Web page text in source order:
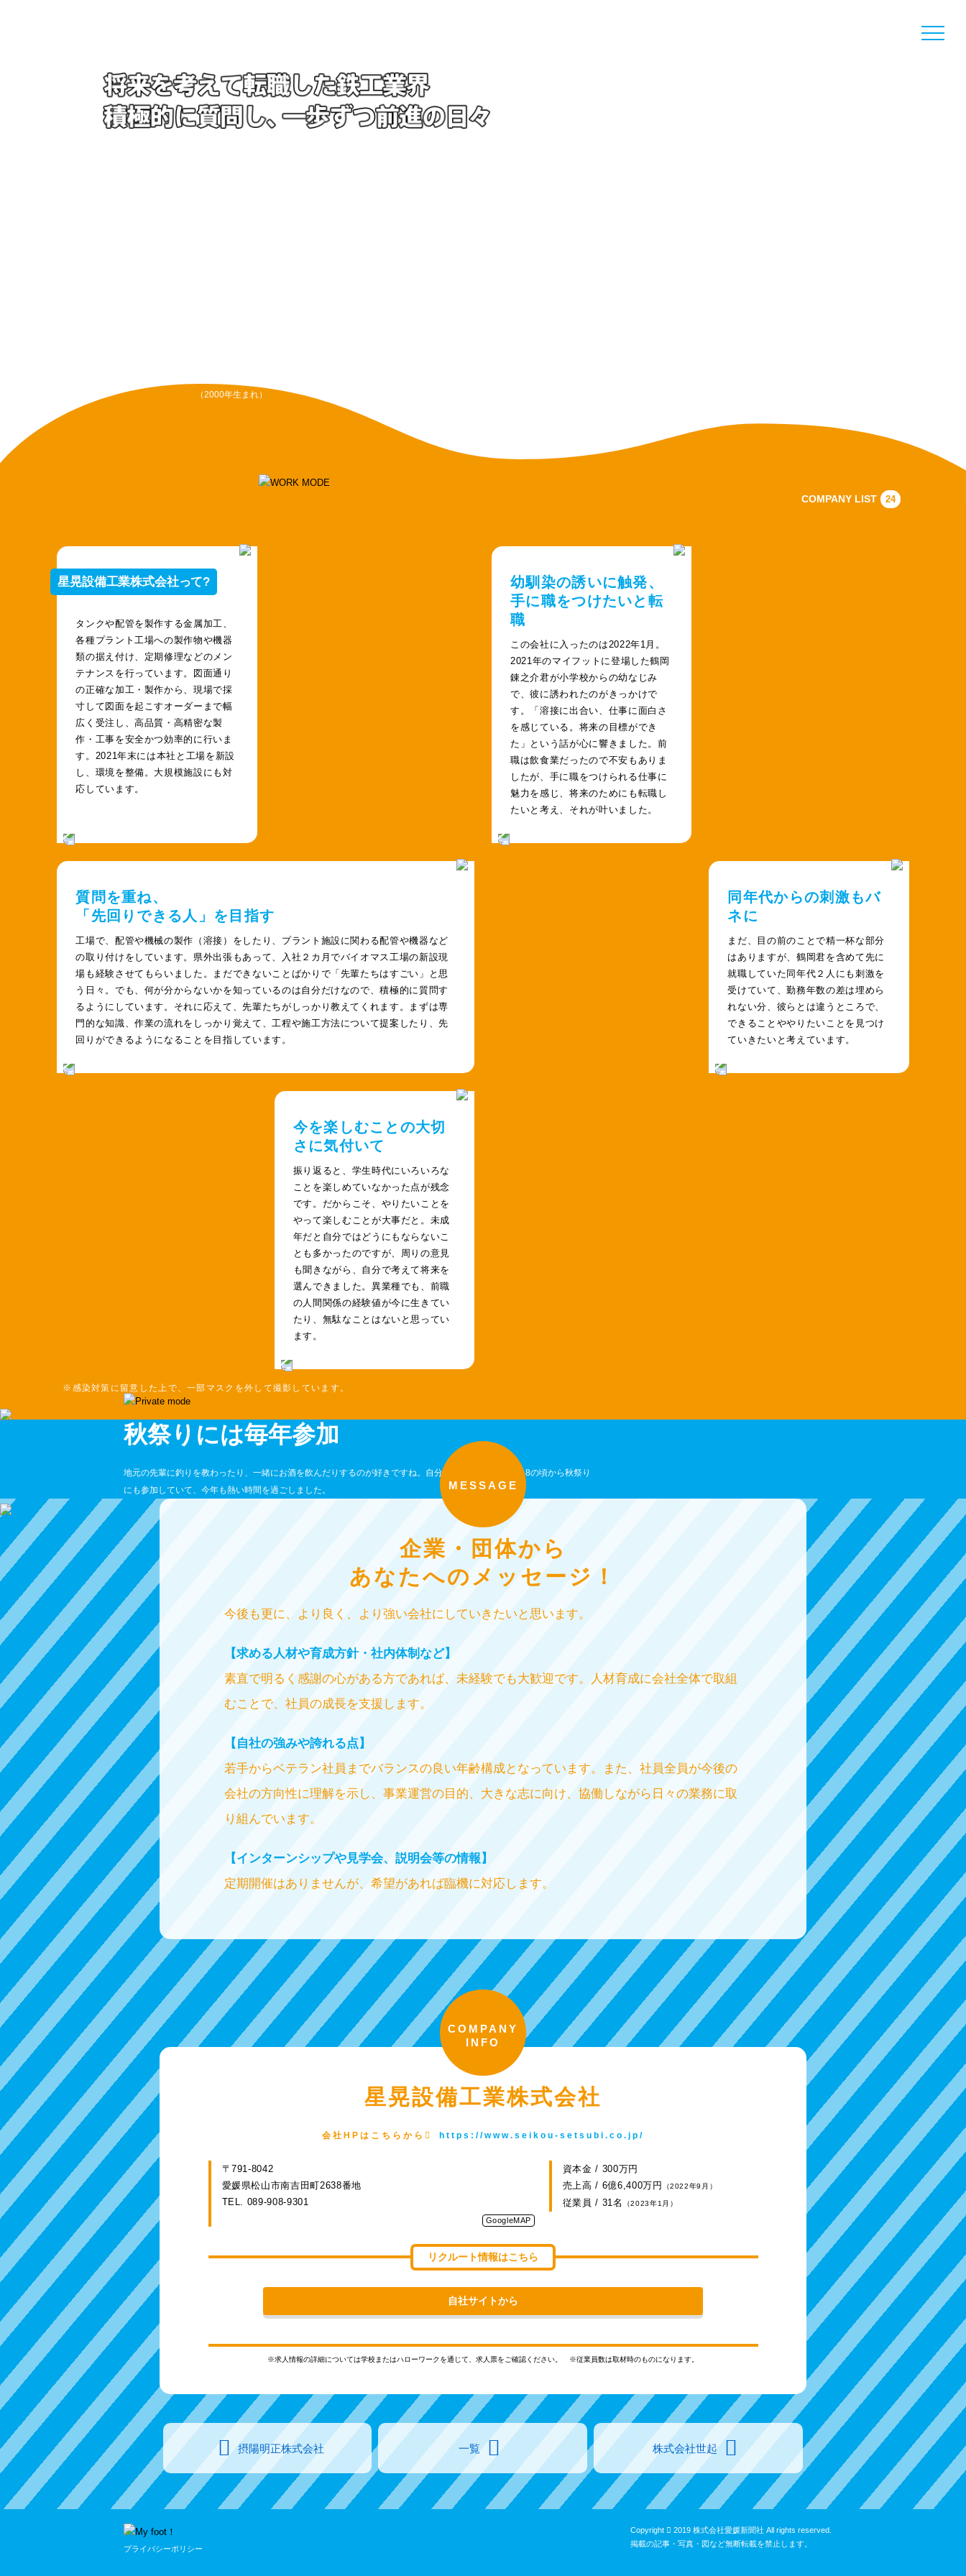
toggle
（2000年生まれ）
COMPANY LIST 24
星晃設備工業株式会社って?
タンクや配管を製作する金属加工、
各種プラント工場への製作物や機器
類の据え付け、定期修理などのメン
テナンスを行っています。図面通り
の正確な加工・製作から、現場で採
寸して図面を起こすオーダーまで幅
広く受注し、高品質・高精密な製
作・工事を安全かつ効率的に行いま
す。2021年末には本社と工場を新設
し、環境を整備。大規模施設にも対
応しています。
幼馴染の誘いに触発、
手に職をつけたいと転
職
この会社に入ったのは2022年1月。
2021年のマイフットに登場した鶴岡
錬之介君が小学校からの幼なじみ
で、彼に誘われたのがきっかけで
す。「溶接に出合い、仕事に面白さ
を感じている。将来の目標ができ
た」という話が心に響きました。前
職は飲食業だったので不安もありま
したが、手に職をつけられる仕事に
魅力を感じ、将来のためにも転職し
たいと考え、それが叶いました。
質問を重ね、
「先回りできる人」を目指す
工場で、配管や機械の製作（溶接）をしたり、プラント施設に関わる配管や機器など
の取り付けをしています。県外出張もあって、入社２カ月でバイオマス工場の新設現
場も経験させてもらいました。まだできないことばかりで「先輩たちはすごい」と思
う日々。でも、何が分からないかを知っているのは自分だけなので、積極的に質問す
るようにしています。それに応えて、先輩たちがしっかり教えてくれます。まずは専
門的な知識、作業の流れをしっかり覚えて、工程や施工方法について提案したり、先
回りができるようになることを目指しています。
同年代からの刺激もバ
ネに
まだ、目の前のことで精一杯な部分
はありますが、鶴岡君を含めて先に
就職していた同年代２人にも刺激を
受けていて、勤務年数の差は埋めら
れない分、彼らとは違うところで、
できることややりたいことを見つけ
ていきたいと考えています。
今を楽しむことの大切
さに気付いて
振り返ると、学生時代にいろいろな
ことを楽しめていなかった点が残念
です。だからこそ、やりたいことを
やって楽しむことが大事だと。未成
年だと自分ではどうにもならないこ
とも多かったのですが、周りの意見
も聞きながら、自分で考えて将来を
選んできました。異業種でも、前職
の人間関係の経験値が今に生きてい
たり、無駄なことはないと思ってい
ます。
※感染対策に留意した上で、一部マスクを外して撮影しています。
秋祭りには毎年参加
地元の先輩に釣りを教わったり、一緒にお酒を飲んだりするのが好きですね。自分らしくいられます。18の頃から秋祭り
にも参加していて、今年も熱い時間を過ごしました。
MESSAGE
企業・団体から
あなたへのメッセージ！
今後も更に、より良く、より強い会社にしていきたいと思います。
【求める人材や育成方針・社内体制など】
素直で明るく感謝の心がある方であれば、未経験でも大歓迎です。人材育成に会社全体で取組
むことで、社員の成長を支援します。
【自社の強みや誇れる点】
若手からベテラン社員までバランスの良い年齢構成となっています。また、社員全員が今後の
会社の方向性に理解を示し、事業運営の目的、大きな志に向け、協働しながら日々の業務に取
り組んでいます。
【インターンシップや見学会、説明会等の情報】
定期開催はありませんが、希望があれば臨機に対応します。
COMPANY
INFO
星晃設備工業株式会社
会社HPはこちらから https://www.seikou-setsubi.co.jp/
〒791-8042
愛媛県松山市南吉田町2638番地
TEL. 089-908-9301
GoogleMAP
資本金 / 300万円
売上高 / 6億6,400万円
（2022年9月）
従業員 / 31名 （2023年1月）
リクルート情報はこちら
自社サイトから
※求人情報の詳細については学校またはハローワークを通じて、求人票をご確認ください。 ※従業員数は取材時のものになります。
摂陽明正株式会社 一覧 株式会社世起
プライバシーポリシー
Copyright
2019 株式会社愛媛新聞社 All rights reserved.
掲載の記事・写真・図など無断転載を禁止します。